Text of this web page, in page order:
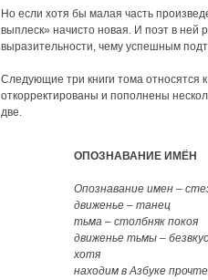
Но если хотя бы малая часть
выплеск» начисто новая. И поэт в
выразительности, чему успешным
Следующие три книги тома относятся
откорректированы и пополнены
две.
ОПОЗНАВАНИЕ ИМЁН
Опознавание имен –
движенье – танец
тьма – столбняк покоя
движенье тьмы –
хотя
находим в Азбуке